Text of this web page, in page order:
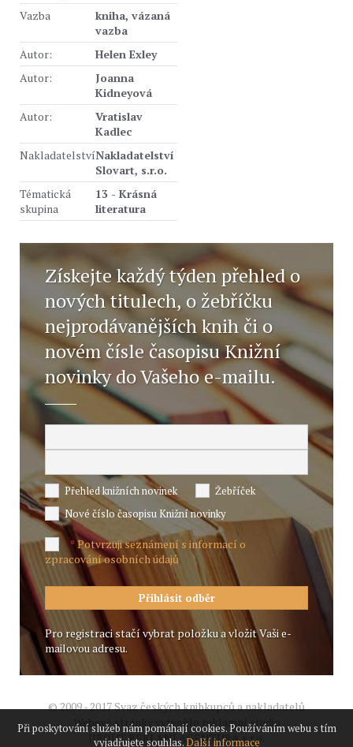
Vazba
kniha, vázaná
vazba
Autor:
Helen Exley
Autor:
Joanna
Kidneyová
Autor:
Vratislav
Kadlec
NakladatelstvíNakladatelství
Slovart, s.r.o.
Tématická
skupina
13 - Krásná
literatura
Získejte každý týden přehled o
nových titulech, o žebříčku
nejprodávanějších knih či o
novém čísle časopisu Knižní
novinky do Vašeho e-mailu.
Přehled knižních novinek
Žebříček
Nové číslo časopisu Knižní novinky
*Potvrzuji seznámení s informací o
zpracování osobních údajů
Pro registraci stačí vybrat položku a vložit Vaši e-
mailovou adresu.
© 2009 - 2017 Svaz českých knihkupců a nakladatelů
Webové stránky vytvořilo reklamní studio
JIROUT REKLANÍ AGENTURA s.r.o.
Při poskytování služeb nám pomáhají cookies. Používáním webu s tím
vyjadřujete souhlas.Další informace